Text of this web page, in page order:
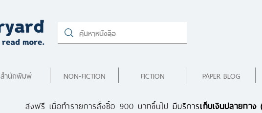
สำนักพิมพ์ NON-FICTION FICTION PAPER BLOG
ส่งฟรี เมื่อทำรายการสั่งซื้อ 900 บาทขึ้นไป มีบริการเก็บเงินปลายทาง